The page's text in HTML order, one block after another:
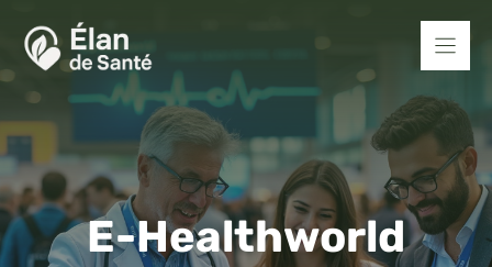
contenu
E-Healthworld